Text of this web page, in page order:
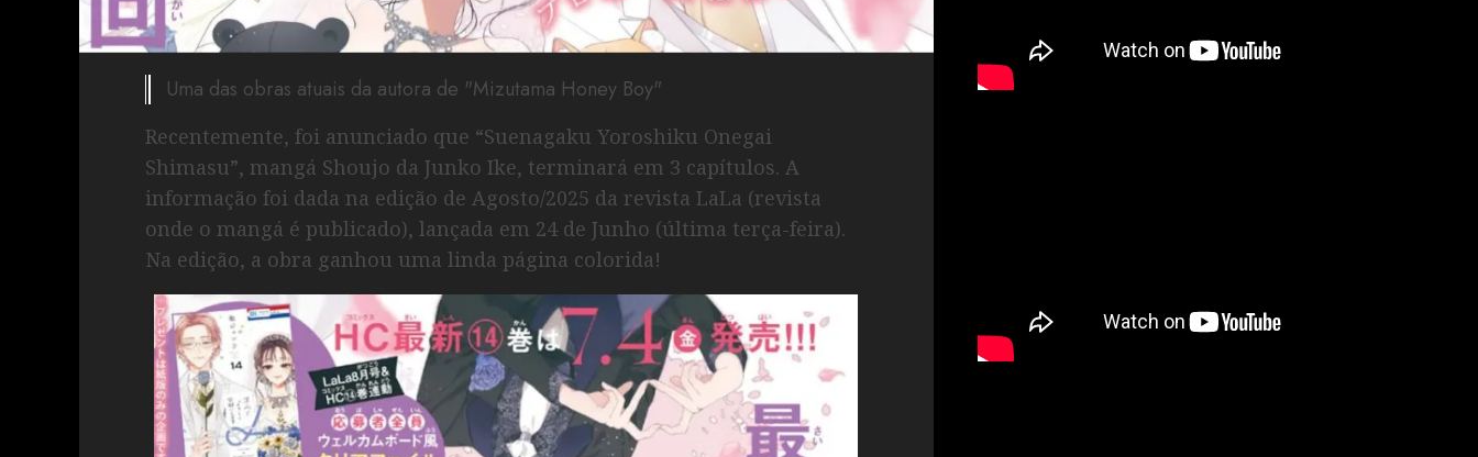
Uma das obras atuais da autora de "Mizutama Honey Boy"
Recentemente, foi anunciado que “Suenagaku Yoroshiku Onegai
Shimasu”, mangá Shoujo da Junko Ike, terminará em 3 capítulos. A
informação foi dada na edição de Agosto/2025 da revista LaLa (revista
onde o mangá é publicado), lançada em 24 de Junho (última terça-feira).
Na edição, a obra ganhou uma linda página colorida!